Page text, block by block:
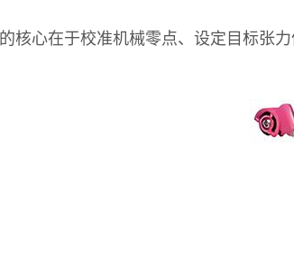
的核心在于校准机械零点、设定目标张